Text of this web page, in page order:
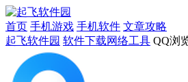
首页 手机游戏 手机软件 文章攻略
起飞软件园 软件下载网络工具 QQ浏